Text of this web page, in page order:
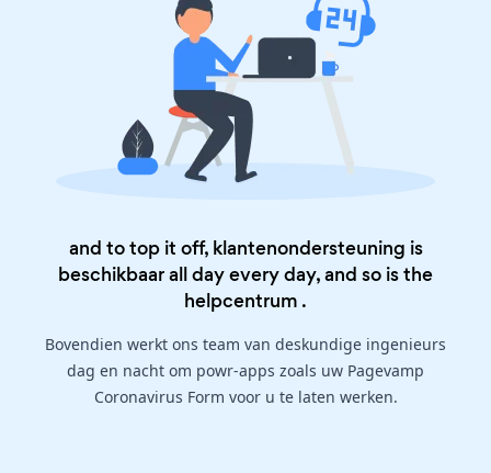
and to top it off, klantenondersteuning is
beschikbaar all day every day, and so is the
helpcentrum .
Bovendien werkt ons team van deskundige ingenieurs
dag en nacht om powr-apps zoals uw Pagevamp
Coronavirus Form voor u te laten werken.